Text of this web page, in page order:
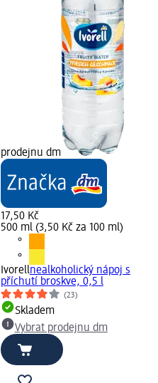
prodejnu dm
17,50 Kč
500 ml (3,50 Kč za 100 ml)
Ivorellnealkoholický nápoj s
příchutí broskve, 0,5 l
(23)
Skladem
Vybrat prodejnu dm